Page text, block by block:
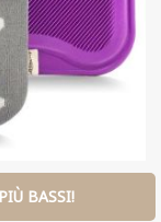
BASSI!